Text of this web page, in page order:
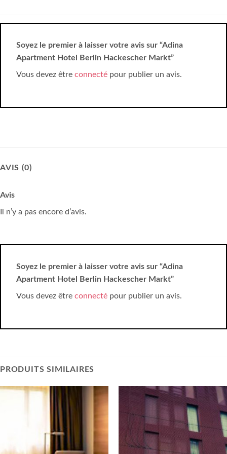
Soyez le premier à laisser votre avis sur “Adina
Apartment Hotel Berlin Hackescher Markt”
Vous devez être connecté pour publier un avis.
AVIS (0)
Avis
Il n’y a pas encore d’avis.
Soyez le premier à laisser votre avis sur “Adina
Apartment Hotel Berlin Hackescher Markt”
Vous devez être connecté pour publier un avis.
PRODUITS SIMILAIRES